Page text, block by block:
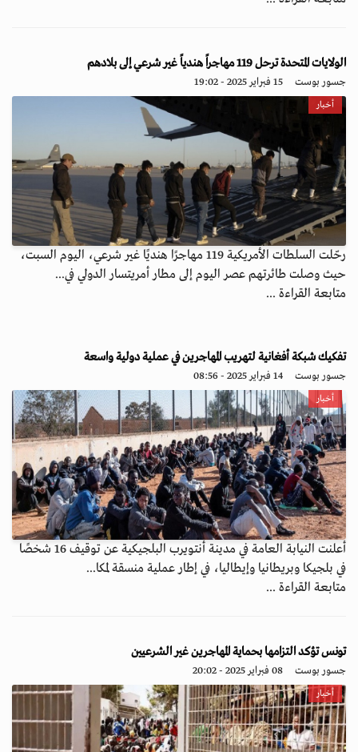
الولايات المتحدة ترحل 119 مهاجراً هندياً غير شرعي إلى بلادهم
جسور بوست 15 فبراير 2025 - 19:02
أخبار
رحّلت السلطات الأمريكية 119 مهاجرًا هنديًا غير شرعي، اليوم السبت،
حيث وصلت طائرتهم عصر اليوم إلى مطار أمريتسار الدولي في...
متابعة القراءة ...
تفكيك شبكة أفغانية لتهريب المهاجرين في عملية دولية واسعة
جسور بوست 14 فبراير 2025 - 08:56
أخبار
أعلنت النيابة العامة في مدينة أنتويرب البلجيكية عن توقيف 16 شخصًا
في بلجيكا وبريطانيا وإيطاليا، في إطار عملية منسقة لمكا...
متابعة القراءة ...
تونس تؤكد التزامها بحماية المهاجرين غير الشرعيين
جسور بوست 08 فبراير 2025 - 20:02
أخبار